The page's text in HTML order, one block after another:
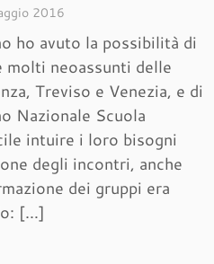
2016
ho avuto la possibilità di
molti neoassunti delle
Treviso e Venezia, e di
Nazionale Scuola
intuire i loro bisogni
degli incontri, anche
dei gruppi era
[…]